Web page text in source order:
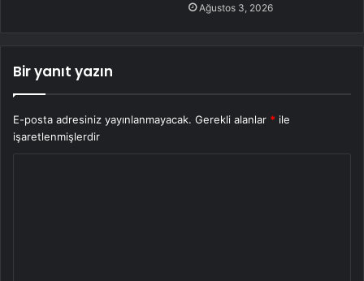
Ağustos 3, 2026
Bir yanıt yazın
E-posta adresiniz yayınlanmayacak. Gerekli alanlar * ile
işaretlenmişlerdir